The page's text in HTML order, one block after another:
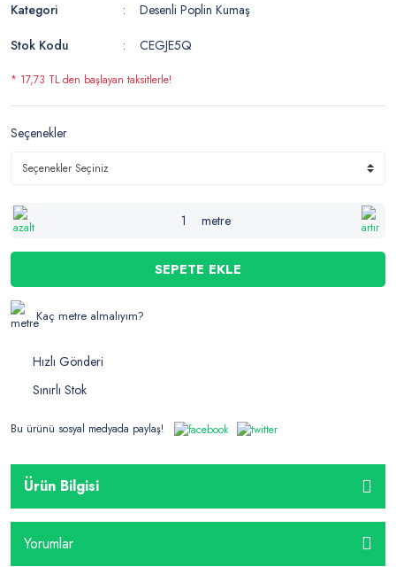
Kategori
Desenli Poplin Kumaş
Stok Kodu
CEGJE5Q
* 17,73 TL den başlayan taksitlerle!
Seçenekler
metre
SEPETE EKLE
Kaç metre almalıyım?
Hızlı Gönderi
Sınırlı Stok
Bu ürünü sosyal medyada paylaş!
Ürün Bilgisi
Yorumlar